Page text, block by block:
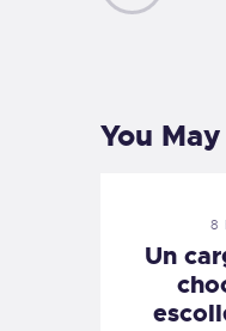
You
8
Un